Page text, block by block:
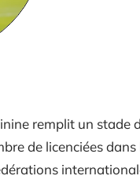
remplit un stade
de licenciées